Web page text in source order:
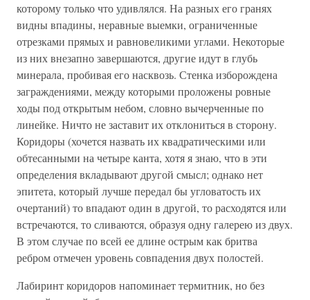
которому только что удивлялся. На разных его гранях
видны впадины, неравные выемки, ограниченные
отрезками прямых и равновеликими углами. Некоторые
из них внезапно завершаются, другие идут в глубь
минерала, пробивая его насквозь. Стенка изборождена
заграждениями, между которыми проложены ровные
ходы под открытым небом, словно вычерченные по
линейке. Ничто не заставит их отклониться в сторону.
Коридоры (хочется назвать их квадратическими или
обтесанными на четыре канта, хотя я знаю, что в эти
определения вкладывают другой смысл; однако нет
эпитета, который лучше передал бы угловатость их
очертаний) то впадают один в другой, то расходятся или
встречаются, то сливаются, образуя одну галерею из двух.
В этом случае по всей ее длине острым как бритва
ребром отмечен уровень совпадения двух полостей.
Лабиринт коридоров напоминает термитник, но без